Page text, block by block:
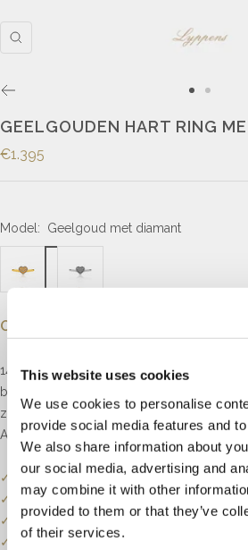
This website uses cookies
We use cookies to personalise
provide social media features and
We also share information about
our social media, advertising and
may combine it with other
provided to them or that they’ve
of their services.
GEELGOUDEN HART RING
€1.395
Model: Geelgoud met diamant
Omschrijving
14kt geelgouden ring in de vorm van een
briljant geslepen diamant met een
zuiverheid SI.
Afmetingen bovenzijde: 8 x 9mm
✓
Onze website dient als online etalage.
✓
Bel of mail ons voor de actuele
✓
Prijzen kunnen onderhevig zijn aan
✓
Een klein deel van onze collectie staat